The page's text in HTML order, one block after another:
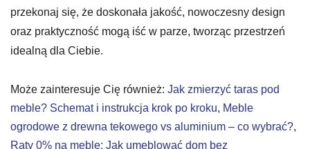
przekonaj się, że doskonała jakość, nowoczesny design
oraz praktyczność mogą iść w parze, tworząc przestrzeń
idealną dla Ciebie.
Może zainteresuje Cię również: Jak zmierzyć taras pod
meble? Schemat i instrukcja krok po kroku, Meble
ogrodowe z drewna tekowego vs aluminium – co wybrać?,
Raty 0% na meble: Jak umeblować dom bez